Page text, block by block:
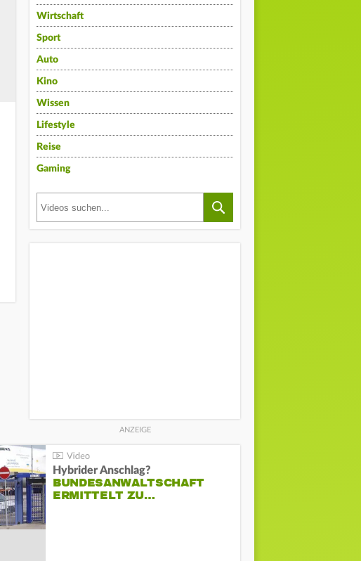
Wirtschaft
Sport
Auto
Kino
Wissen
Lifestyle
Reise
Gaming
Hybrider Anschlag?
BUNDESANWALTSCHAFT
ERMITTELT ZU…